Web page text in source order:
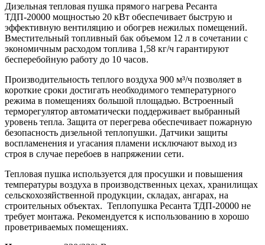
Дизельная тепловая пушка прямого нагрева Ресанта
ТДП-20000 мощностью 20 кВт обеспечивает быструю и
эффективную вентиляцию и обогрев нежилых помещений.
Вместительный топливный бак объемом 12 л в сочетании с
экономичным расходом топлива 1,58 кг/ч гарантируют
бесперебойную работу до 10 часов.
Производительность теплого воздуха 900 м³/ч позволяет в
короткие сроки достигать необходимого температурного
режима в помещениях большой площадью. Встроенный
терморегулятор автоматически поддерживает выбранный
уровень тепла. Защита от перегрева обеспечивает пожарную
безопасность дизельной теплопушки. Датчики защиты
воспламенения и угасания пламени исключают выход из
строя в случае перебоев в напряжении сети.
Тепловая пушка используется для просушки и повышения
температуры воздуха в производственных цехах, хранилищах
сельскохозяйственной продукции, складах, ангарах, на
строительных объектах. Теплопушка Ресанта ТДП-20000 не
требует монтажа. Рекомендуется к использованию в хорошо
проветриваемых помещениях.